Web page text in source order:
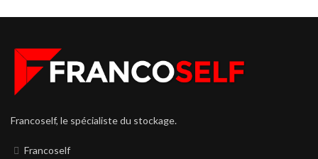
Francoself, le spécialiste du stockage.
Francoself